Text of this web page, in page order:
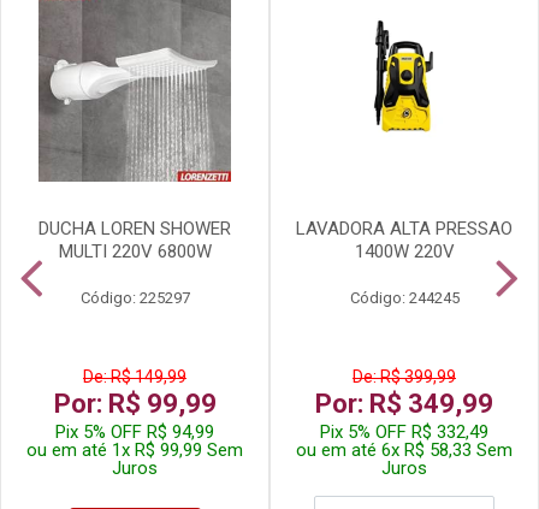
DUCHA LOREN SHOWER
MULTI 220V 6800W
Código: 225297
De: R$ 149,99
Por: R$ 99,99
Pix 5% OFF R$ 94,99
ou em até 1x R$ 99,99 Sem
Juros
LAVADORA ALTA PRESSAO
1400W 220V
Código: 244245
De: R$ 399,99
Por: R$ 349,99
Pix 5% OFF R$ 332,49
ou em até 6x R$ 58,33 Sem
Juros